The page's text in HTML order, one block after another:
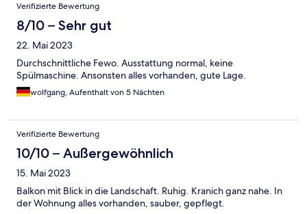
Verifizierte Bewertung
8/10 – Sehr gut
22. Mai 2023
Durchschnittliche Fewo. Ausstattung normal, keine
Spülmaschine. Ansonsten alles vorhanden, gute Lage.
wolfgang, Aufenthalt von 5 Nächten
Verifizierte Bewertung
10/10 – Außergewöhnlich
15. Mai 2023
Balkon mit Blick in die Landschaft. Ruhig. Kranich ganz nahe. In
der Wohnung alles vorhanden, sauber, gepflegt.